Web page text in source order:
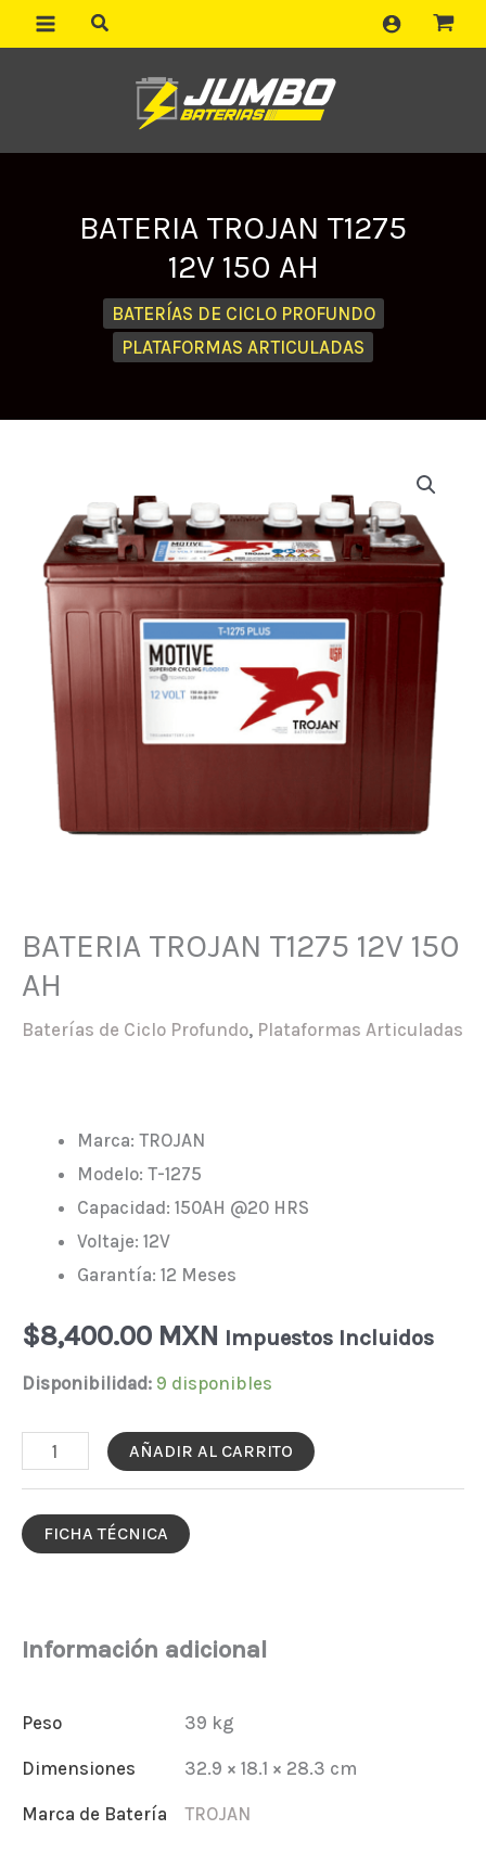
al
BATERIA TROJAN T1275
12V 150 AH
BATERÍAS DE CICLO PROFUNDO
PLATAFORMAS ARTICULADAS
BATERIA TROJAN T1275 12V 150
AH
Baterías de Ciclo Profundo, Plataformas Articuladas
Marca: TROJAN
Modelo: T-1275
Capacidad: 150AH @20 HRS
Voltaje: 12V
Garantía: 12 Meses
$8,400.00 MXN Impuestos Incluidos
Disponibilidad: 9 disponibles
BATERIA
T1275
12V
cantidad
AÑADIR AL CARRITO
FICHA TÉCNICA
Información adicional
Peso 39 kg
Dimensiones 32.9 × 18.1 × 28.3 cm
Marca de Batería TROJAN